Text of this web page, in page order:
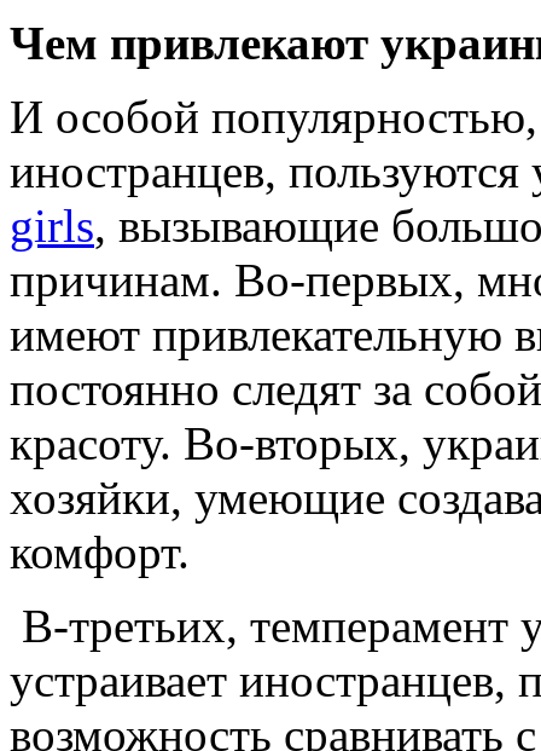
Чем привлекают
И особой
иностранцев,
girls, вызывающие
причинам. Во-первых,
имеют привлекательную
постоянно следят за
красоту. Во-вторых,
хозяйки, умеющие
комфорт.
В-третьих, темперамент
устраивает
возможность сравнивать